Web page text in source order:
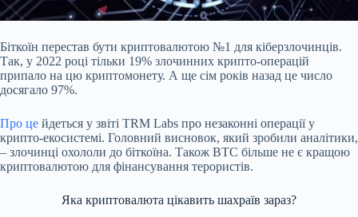
Біткоїн перестав бути криптовалютою №1 для кіберзлочинців.
Так, у 2022 році тільки 19% злочинних крипто-операцій
припало на цю криптомонету. А ще сім років назад це число
досягало 97%.
Про це йдеться у звіті TRM Labs про незаконні операції у
крипто-екосистемі. Головний висновок, який зробили аналітики,
– злочинці охололи до біткоїна. Також BTC більше не є кращою
криптовалютою для фінансування терористів.
Яка криптовалюта цікавить шахраїв зараз?